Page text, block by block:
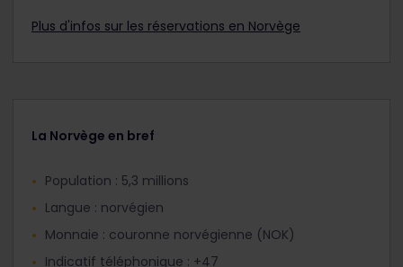
Plus d'infos sur les réservations en Norvège
La Norvège en bref
Population : 5,3 millions
Langue : norvégien
Monnaie : couronne norvégienne (NOK)
Indicatif téléphonique : +47